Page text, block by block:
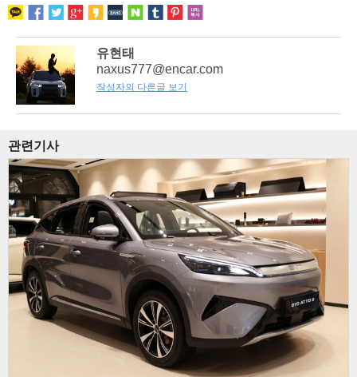
유현태
naxus777@encar.com
작성자의 다른글 보기
관련기사